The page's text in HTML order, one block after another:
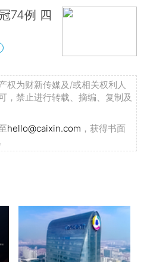
74例 四
权为财新传媒及/或相关权利人
，禁止进行转载、摘编、复制及
hello@caixin.com ，获得书面